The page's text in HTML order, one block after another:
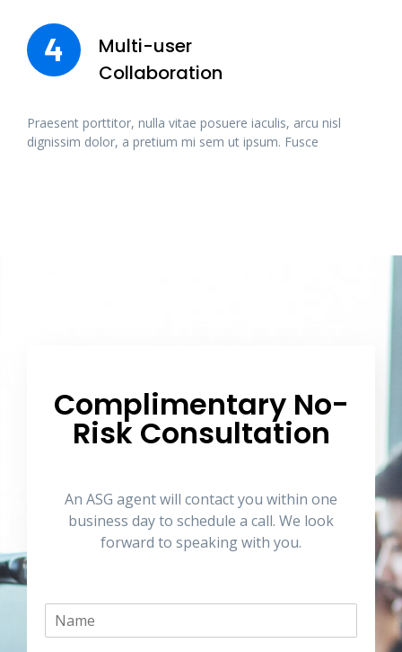
4
Multi-user
Collaboration
Praesent porttitor, nulla vitae posuere iaculis, arcu nisl
dignissim dolor, a pretium mi sem ut ipsum. Fusce
Complimentary No-
Risk Consultation
An ASG agent will contact you within one
business day to schedule a call. We look
forward to speaking with you.